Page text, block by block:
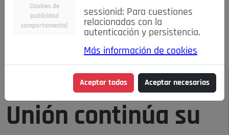
Entretenimiento
Estilo de Vida
Internacional
Madrid Opinión IN
Pozuelo de Alarcón
Salud 🔴 En Directo
NOTICIAS
El Pozuelo Rugby
Unión continúa su
Cookies de
publicidad
comportamental
sessionid: Para cuestiones
relacionadas con la
autenticación y persistencia.
Más información de cookies
Aceptar todas Aceptar necesarias